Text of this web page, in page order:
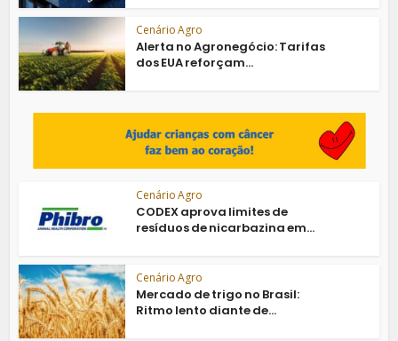
Cenário Agro
Alerta no Agronegócio: Tarifas
dos EUA reforçam...
Cenário Agro
CODEX aprova limites de
resíduos de nicarbazina em...
Cenário Agro
Mercado de trigo no Brasil:
Ritmo lento diante de...